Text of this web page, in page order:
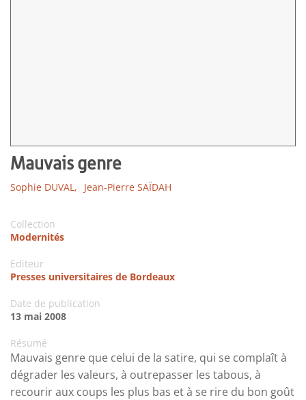
Mauvais genre
Sophie DUVAL, Jean-Pierre SAÏDAH
Collection
Modernités
Editeur
Presses universitaires de Bordeaux
Date de publication
13 mai 2008
Résumé
Mauvais genre que celui de la satire, qui se complaît à
dégrader les valeurs, à outrepasser les tabous, à
recourir aux coups les plus bas et à se rire du bon goût